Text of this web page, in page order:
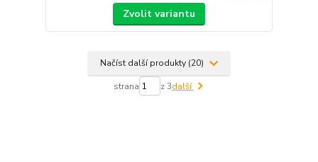
Zvolit variantu
Načíst další produkty (20)
strana z 3další